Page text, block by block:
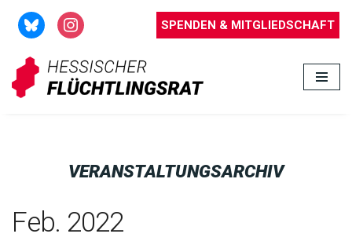
Zum
Inhalt
springen
SPENDEN & MITGLIEDSCHAFT
VERANSTALTUNGSARCHIV
Feb. 2022